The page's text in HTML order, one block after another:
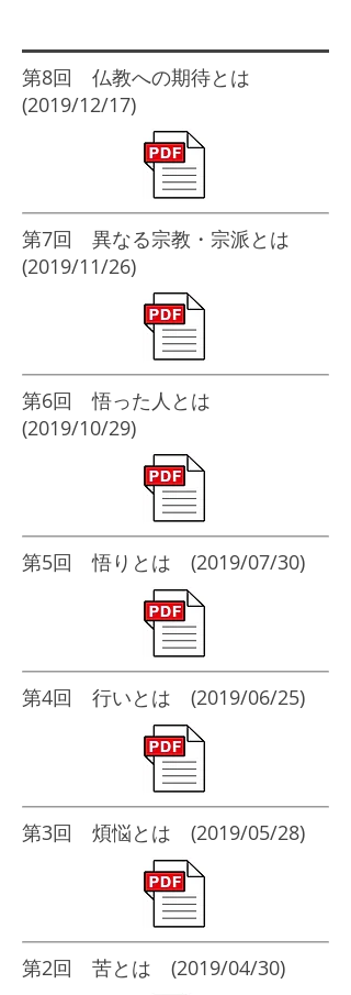
​第8回 仏教への期待とは
(2019/12/17)
​第7回 異なる宗教・宗派とは
(2019/11/26)
​第6回 悟った人とは
(2019/10/29)
​第5回 悟りとは (2019/07/30)
​第4回 行いとは (2019/06/25)
​第3回 煩悩とは (2019/05/28)
​第2回 苦とは (2019/04/30)